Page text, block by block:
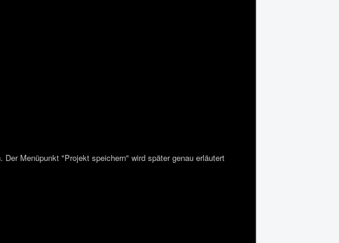
Menüpunkt "Projekt speichern" wird später genau erläutert